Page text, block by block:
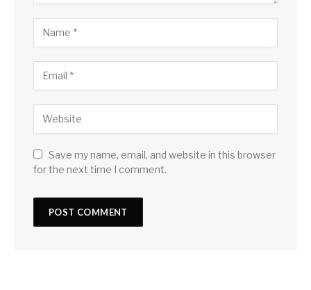
Save my name, email, and website in this browser
for the next time I comment.